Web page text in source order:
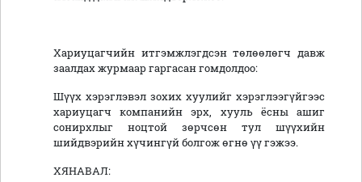
Хариуцагчийн итгэмжлэгдсэн төлөөлөгч давж
заалдах журмаар гаргасан гомдолдоо:
Шүүх хэрэглэвэл зохих хуулийг хэрэглээгүйгээс
хариуцагч компанийн эрх, хууль ёсны ашиг
сонирхлыг ноцтой зөрчсөн тул шүүхийн
шийдвэрийн хүчингүй болгож өгнө үү гэжээ.
ХЯНАВАЛ: